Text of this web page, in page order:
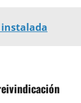
instalada